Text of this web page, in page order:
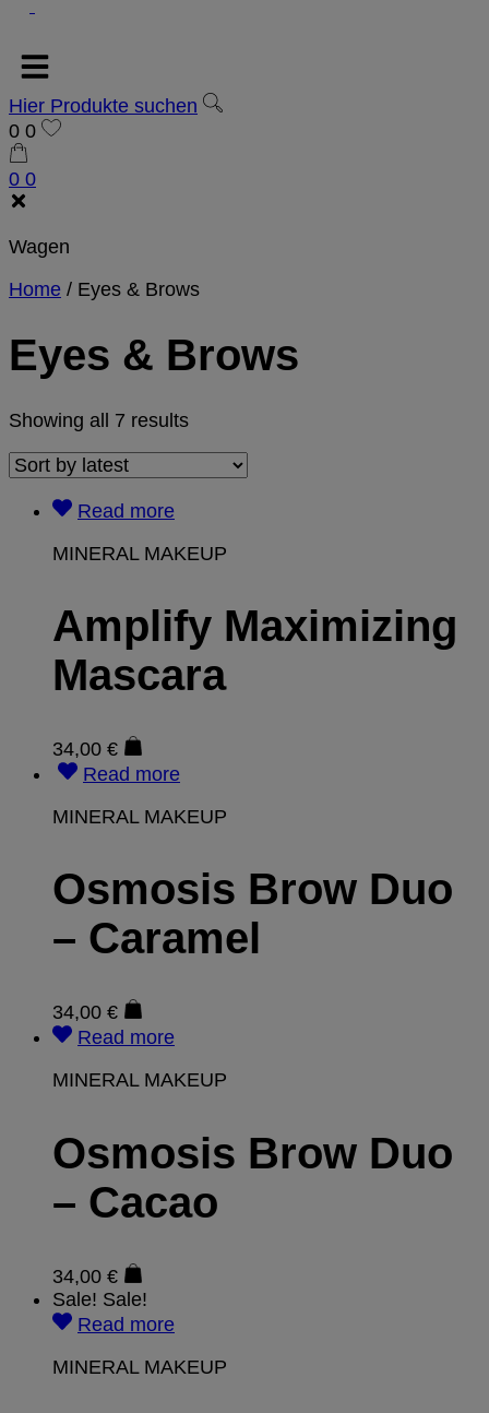
Hier Produkte suchen
0 0
0 0
Wagen
Home / Eyes & Brows
Eyes & Brows
Showing all 7 results
Read more
MINERAL MAKEUP
Amplify Maximizing
Mascara
34,00 €
Read more
MINERAL MAKEUP
Osmosis Brow Duo
– Caramel
34,00 €
Read more
MINERAL MAKEUP
Osmosis Brow Duo
– Cacao
34,00 €
Sale! Sale!
Read more
MINERAL MAKEUP